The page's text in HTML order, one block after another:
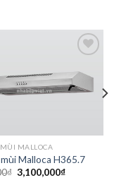
wishlist
MALLOCA
Malloca H365.7
₫ Giá
3,100,000₫Giá